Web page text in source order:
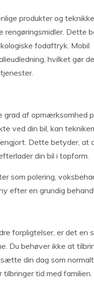
produkter og
rengøringsmidler. Dette
fodaftryk. Mobil
hvilket gør
grad af opmærksomhed
ved din bil, kan
Dette betyder, at
din bil i topform.
som polering,
efter en grundig
forpligtelser, er det en
Du behøver ikke at
din dag som
tilbringer tid med familien.